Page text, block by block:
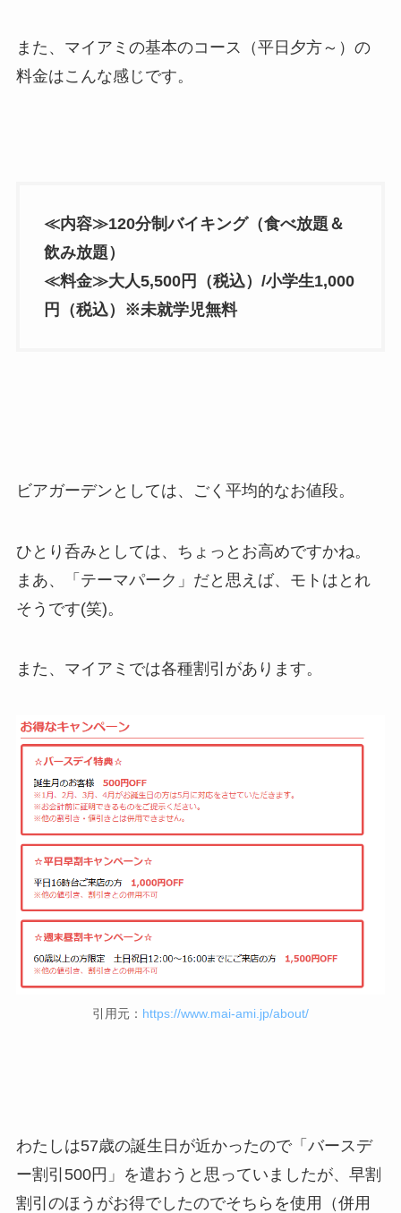
また、マイアミの基本のコース（平日夕方～）の
料金はこんな感じです。
≪内容≫120分制バイキング（食べ放題＆
飲み放題）
≪料金≫大人5,500円（税込）/小学生1,000
円（税込）※未就学児無料
ビアガーデンとしては、ごく平均的なお値段。
ひとり呑みとしては、ちょっとお高めですかね。
まあ、「テーマパーク」だと思えば、モトはとれ
そうです(笑)。
また、マイアミでは各種割引があります。
引用元： https://www.mai-ami.jp/about/
わたしは57歳の誕生日が近かったので「バースデ
ー割引500円」を遣おうと思っていましたが、早割
割引のほうがお得でしたのでそちらを使用（併用